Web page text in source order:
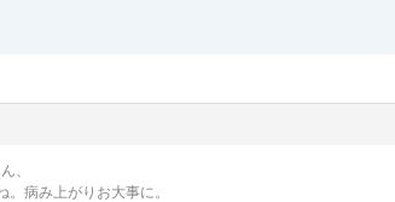
、
病み上がりお大事に。